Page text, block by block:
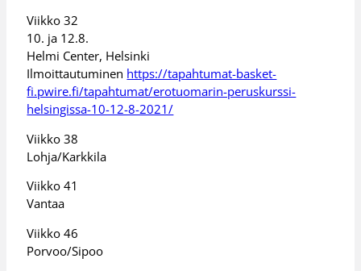
Viikko 32
10. ja 12.8.
Helmi Center, Helsinki
Ilmoittautuminen https://tapahtumat-basket-
fi.pwire.fi/tapahtumat/erotuomarin-peruskurssi-
helsingissa-10-12-8-2021/
Viikko 38
Lohja/Karkkila
Viikko 41
Vantaa
Viikko 46
Porvoo/Sipoo